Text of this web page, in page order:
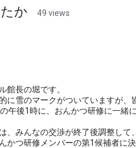
か 49 views
館長の堀です。
に雪のマークがついていますが、
午後1時に、おんかつ研修に一緒
、みんなの交渉が終了後調整して
かつ研修メンバーの第1候補者に